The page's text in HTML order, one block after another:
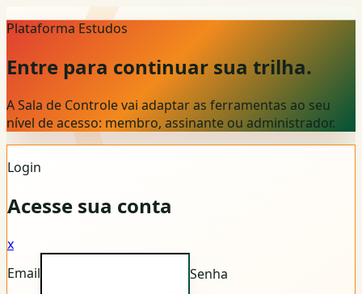
Plataforma Estudos
Entre para continuar sua trilha.
A Sala de Controle vai adaptar as ferramentas ao seu
nível de acesso: membro, assinante ou administrador.
Login
Acesse sua conta
x
Email
Senha